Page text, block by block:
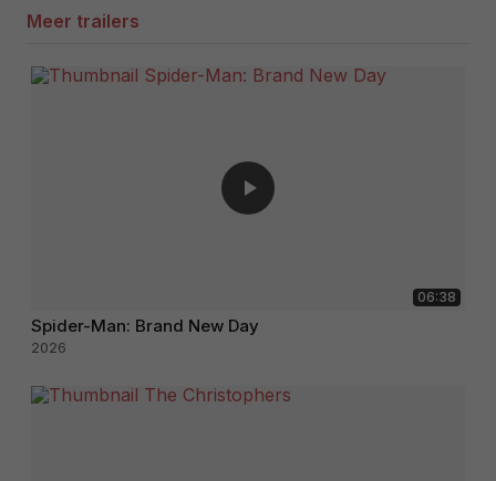
Meer trailers
06:38
Spider-Man: Brand New Day
2026